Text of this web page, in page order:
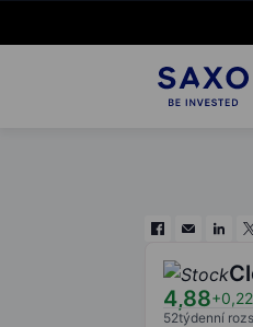
4,88+0,22
52týdenní